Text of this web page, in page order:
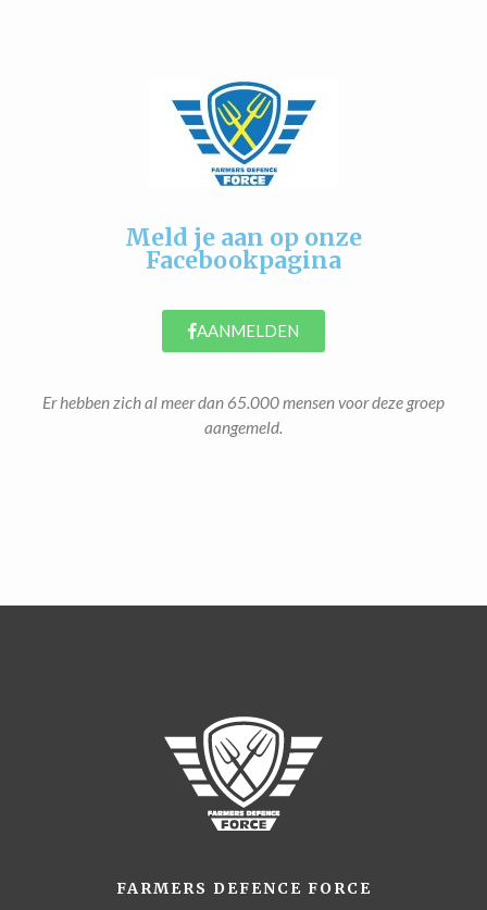
Meld je aan op onze
Facebookpagina
AANMELDEN
Er hebben zich al meer dan 65.000 mensen voor deze groep
aangemeld.
FARMERS DEFENCE FORCE